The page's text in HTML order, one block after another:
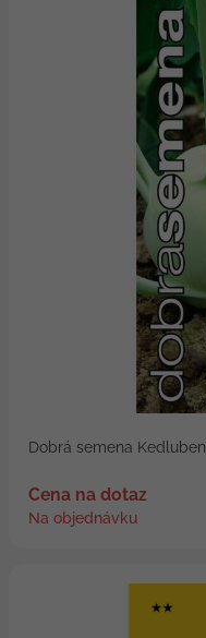
Dobrá semena
Cena na dotaz
Na objednávku